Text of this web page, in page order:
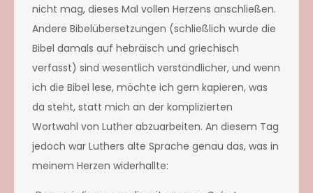
nicht mag, dieses Mal vollen Herzens anschließen.
Andere Bibelübersetzungen (schließlich wurde die
Bibel damals auf hebräisch und griechisch
verfasst) sind wesentlich verständlicher, und wenn
ich die Bibel lese, möchte ich gern kapieren, was
da steht, statt mich an der komplizierten
Wortwahl von Luther abzuarbeiten. An diesem Tag
jedoch war Luthers alte Sprache genau das, was in
meinem Herzen widerhallte: